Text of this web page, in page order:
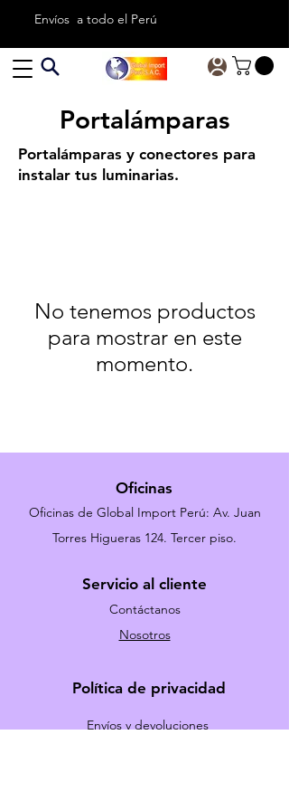
Envíos a todo el Perú
Portalámparas
Portalámparas y conectores para
instalar tus luminarias.
No tenemos productos
para mostrar en este
momento.
Oficinas
Oficinas de Global Import Perú: Av. Juan
Torres Higueras 124. Tercer piso.
Servicio al cliente
Contáctanos
Nosotros
Política de privacidad
Envíos y devoluciones